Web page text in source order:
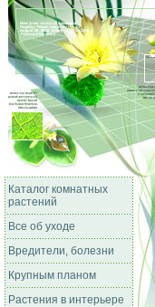
Каталог комнатных
растений
Все об уходе
Вредители, болезни
Крупным планом
Растения в интерьере